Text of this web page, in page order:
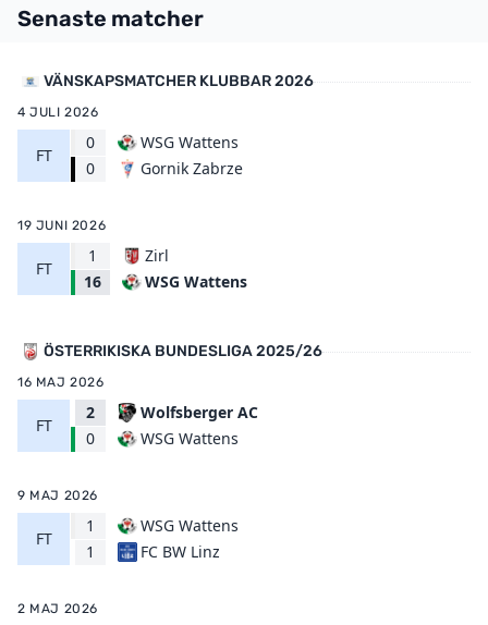
Senaste matcher
VÄNSKAPSMATCHER KLUBBAR 2026
4 JULI 2026
FT
0
0
WSG Wattens
Gornik Zabrze
19 JUNI 2026
FT
1
16
Zirl
WSG Wattens
ÖSTERRIKISKA BUNDESLIGA 2025/26
16 MAJ 2026
FT
2
0
Wolfsberger AC
WSG Wattens
9 MAJ 2026
FT
1
1
WSG Wattens
FC BW Linz
2 MAJ 2026